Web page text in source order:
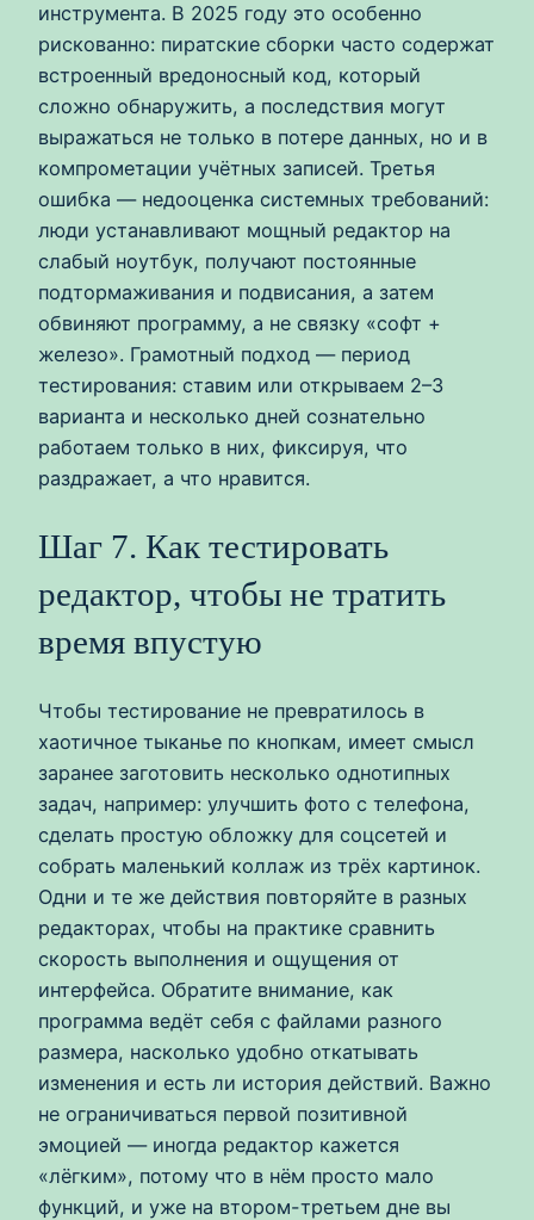
инструмента. В 2025 году это особенно
рискованно: пиратские сборки часто содержат
встроенный вредоносный код, который
сложно обнаружить, а последствия могут
выражаться не только в потере данных, но и в
компрометации учётных записей. Третья
ошибка — недооценка системных требований:
люди устанавливают мощный редактор на
слабый ноутбук, получают постоянные
подтормаживания и подвисания, а затем
обвиняют программу, а не связку «софт +
железо». Грамотный подход — период
тестирования: ставим или открываем 2–3
варианта и несколько дней сознательно
работаем только в них, фиксируя, что
раздражает, а что нравится.
Шаг 7. Как тестировать
редактор, чтобы не тратить
время впустую
Чтобы тестирование не превратилось в
хаотичное тыканье по кнопкам, имеет смысл
заранее заготовить несколько однотипных
задач, например: улучшить фото с телефона,
сделать простую обложку для соцсетей и
собрать маленький коллаж из трёх картинок.
Одни и те же действия повторяйте в разных
редакторах, чтобы на практике сравнить
скорость выполнения и ощущения от
интерфейса. Обратите внимание, как
программа ведёт себя с файлами разного
размера, насколько удобно откатывать
изменения и есть ли история действий. Важно
не ограничиваться первой позитивной
эмоцией — иногда редактор кажется
«лёгким», потому что в нём просто мало
функций, и уже на втором-третьем дне вы